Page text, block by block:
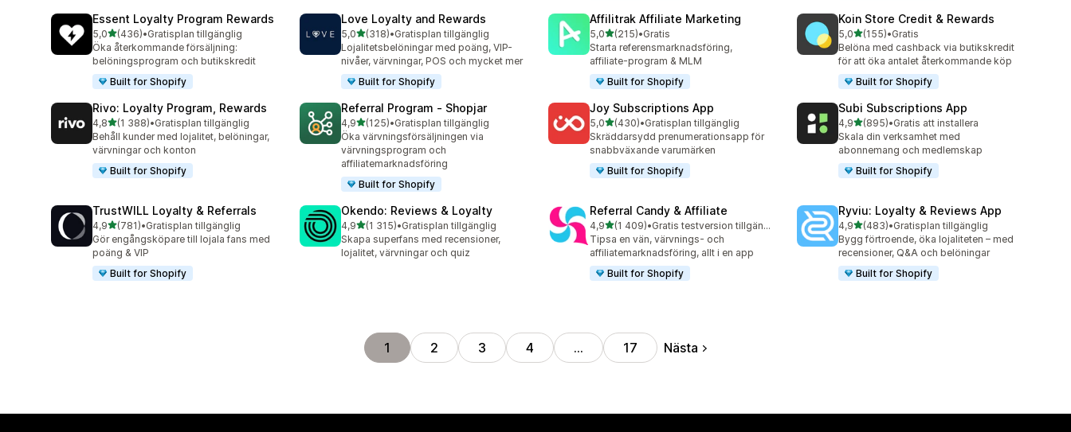
Essent Loyalty Program Rewards
5,0av 5 stjärnor
(436)
436 recensioner totalt
•Gratisplan tillgänglig
Öka återkommande försäljning:
belöningsprogram och butikskredit
Built for Shopify
Love Loyalty and Rewards
5,0av 5 stjärnor
(318)
318 recensioner totalt
•Gratisplan tillgänglig
Lojalitetsbelöningar med poäng, VIP-
nivåer, värvningar, POS och mycket mer
Built for Shopify
Affilitrak Affiliate Marketing
5,0av 5 stjärnor
(215)
215 recensioner totalt
•Gratis
Starta referensmarknadsföring,
affiliate-program & MLM
Built for Shopify
Koin Store Credit & Rewards
5,0av 5 stjärnor
(155)
155 recensioner totalt
•Gratis
Belöna med cashback via butikskredit
för att öka antalet återkommande köp
Built for Shopify
Rivo: Loyalty Program, Rewards
4,8av 5 stjärnor
(1 388)
1388 recensioner totalt
•Gratisplan tillgänglig
Behåll kunder med lojalitet, belöningar,
värvningar och konton
Built for Shopify
Referral Program ‑ Shopjar
4,9av 5 stjärnor
(125)
125 recensioner totalt
•Gratisplan tillgänglig
Öka värvningsförsäljningen via
värvningsprogram och
affiliatemarknadsföring
Built for Shopify
Joy Subscriptions App
5,0av 5 stjärnor
(430)
430 recensioner totalt
•Gratisplan tillgänglig
Skräddarsydd prenumerationsapp för
snabbväxande varumärken
Built for Shopify
Subi Subscriptions App
4,9av 5 stjärnor
(895)
895 recensioner totalt
•Gratis att installera
Skala din verksamhet med
abonnemang och medlemskap
Built for Shopify
TrustWILL Loyalty & Referrals
4,9av 5 stjärnor
(781)
781 recensioner totalt
•Gratisplan tillgänglig
Gör engångsköpare till lojala fans med
poäng & VIP
Built for Shopify
Okendo: Reviews & Loyalty
4,9av 5 stjärnor
(1 315)
1315 recensioner totalt
•Gratisplan tillgänglig
Skapa superfans med recensioner,
lojalitet, värvningar och quiz
Referral Candy & Affiliate
4,9av 5 stjärnor
(1 409)
1409 recensioner totalt
•
Gratis testversion tillgänglig
Tipsa en vän, värvnings- och
affiliatemarknadsföring, allt i en app
Built for Shopify
Ryviu: Loyalty & Reviews App
4,9av 5 stjärnor
(483)
483 recensioner totalt
•Gratisplan tillgänglig
Bygg förtroende, öka lojaliteten – med
recensioner, Q&A och belöningar
Built for Shopify
1 2 3 4 … 17 Nästa